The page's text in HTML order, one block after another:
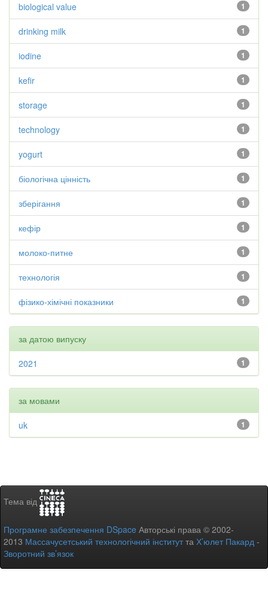
1
biological value
1
drinking milk
1
iodine
1
kefir
1
storage
1
technology
1
yogurt
1
біологічна цінність
1
зберігання
1
кефір
1
молоко-питне
1
технологія
1
фізико-хімічні показники
за датою випуску
1
2021
за мовами
1
uk
Тема від
Програмне забезпечення DSpace Авторські права © 2002-
2013 Массачусетський технологічний інститутта Х’юлет Пакард -
Зворотний зв’язок